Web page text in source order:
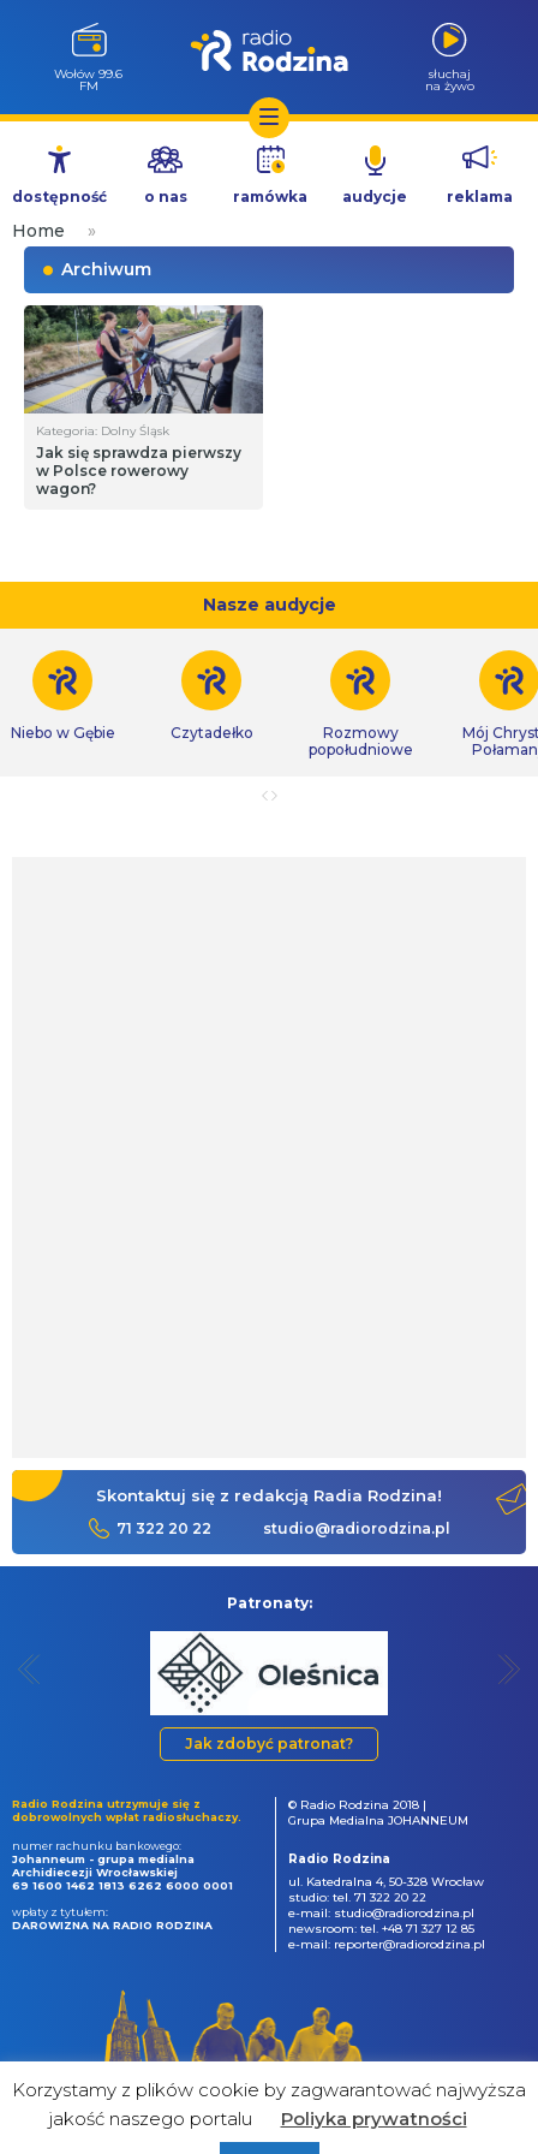
Przejdź
treści
Wołów 99.6
FM
słuchaj
na żywo
dostępność o nas ramówka audycje reklama
Home
»
Archiwum
Kategoria: Dolny Śląsk
Jak się sprawdza pierwszy
w Polsce rowerowy
wagon?
Nasze audycje
Niebo w Gębie Czytadełko
Rozmowy
popołudniowe
Mój
Skontaktuj się z redakcją Radia Rodzina!
71 322 20 22 studio@radiorodzina.pl
Patronaty:
Jak zdobyć patronat?
Radio Rodzina utrzymuje się z
dobrowolnych wpłat radiosłuchaczy.
numer rachunku bankowego:
Johanneum - grupa medialna
Archidiecezji Wrocławskiej
69 1600 1462 1813 6262 6000 0001
wpłaty z tytułem:
DAROWIZNA NA RADIO RODZINA
© Radio Rodzina 2018 |
Grupa Medialna JOHANNEUM
Radio Rodzina
ul. Katedralna 4, 50-328 Wrocław
studio: tel. 71 322 20 22
e-mail: studio@radiorodzina.pl
newsroom: tel. +48 71 327 12 85
e-mail: reporter@radiorodzina.pl
Korzystamy z plików cookie by zagwarantować najwyższa
jakość naszego portalu
Poliyka prywatności